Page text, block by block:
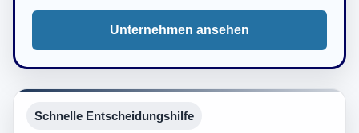
Unternehmen ansehen
Schnelle Entscheidungshilfe